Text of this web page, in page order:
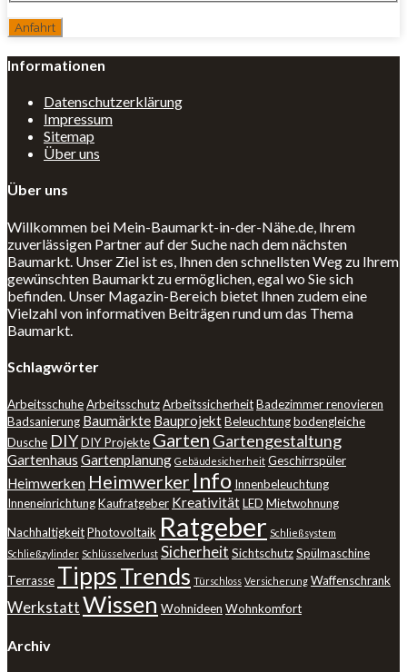
Informationen
Datenschutzerklärung
Impressum
Sitemap
Über uns
Über uns
Willkommen bei Mein-Baumarkt-in-der-Nähe.de, Ihrem
zuverlässigen Partner auf der Suche nach dem nächsten
Baumarkt. Unser Ziel ist es, Ihnen den schnellsten Weg zu Ihrem
gewünschten Baumarkt zu ermöglichen, egal wo Sie sich
befinden. Unser Magazin-Bereich bietet Ihnen zudem eine
Vielzahl von informativen Beiträgen rund um das Thema
Baumarkt.
Schlagwörter
ArbeitsschuheArbeitsschutzArbeitssicherheitBadezimmer renovieren
Badsanierung Baumärkte BauprojektBeleuchtungbodengleiche
Dusche DIYDIY Projekte Garten Gartengestaltung
Gartenhaus Gartenplanung Gebäudesicherheit Geschirrspüler
Heimwerken Heimwerker Info Innenbeleuchtung
InneneinrichtungKaufratgeber KreativitätLED Mietwohnung
NachhaltigkeitPhotovoltaik Ratgeber Schließsystem
Schließzylinder Schlüsselverlust Sicherheit SichtschutzSpülmaschine
Terrasse TippsTrends Türschloss Versicherung Waffenschrank
WerkstattWissen Wohnideen Wohnkomfort
Archiv